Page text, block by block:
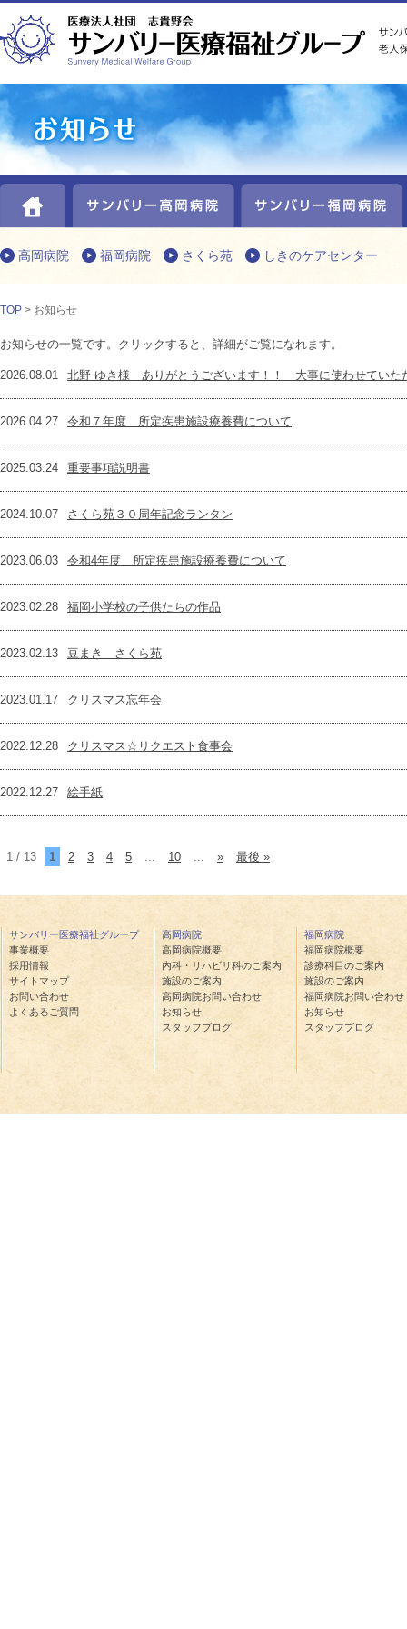
HOME サンバリー高岡病院
高岡病院 福岡病院 さくら苑 しきのケアセンター
TOP > お知らせ
お知らせの一覧です。クリックすると、詳細がご覧になれます。
2026.08.01 北野 ゆき様 ありがとうございます！！ 大事に使わせていた
2026.04.27 令和７年度 所定疾患施設療養費について
2025.03.24 重要事項説明書
2024.10.07 さくら苑３０周年記念ランタン
2023.06.03 令和4年度 所定疾患施設療養費について
2023.02.28 福岡小学校の子供たちの作品
2023.02.13 豆まき さくら苑
2023.01.17 クリスマス忘年会
2022.12.28 クリスマス☆リクエスト食事会
2022.12.27 絵手紙
1 / 13 1 2 3 4 5 ... 10 ... » 最後 »
サンバリー医療福祉グループ
事業概要
採用情報
サイトマップ
お問い合わせ
よくあるご質問
高岡病院
高岡病院概要
内科・リハビリ科のご案内
施設のご案内
高岡病院お問い合わせ
お知らせ
スタッフブログ
福岡病院
福岡病院概要
診療科目のご案内
施設のご案内
福岡病院お問い合わせ
お知らせ
スタッフブログ